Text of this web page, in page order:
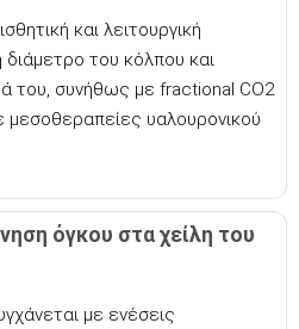
και λειτουργική
του κόλπου και
του, συνήθως με fractional CO2
μεσοθεραπείες υαλουρονικού
όγκου στα χείλη του
με ενέσεις